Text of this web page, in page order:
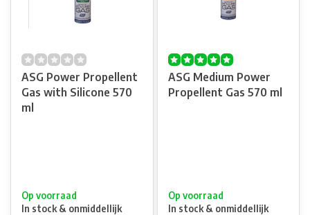
ASG Power Propellent
Gas with Silicone 570
ml
Op voorraad
In stock & onmiddellijk
ASG Medium Power
Propellent Gas 570 ml
Op voorraad
In stock & onmiddellijk